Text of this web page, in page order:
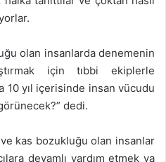
olan insanlarda denemenin
için tıbbi ekiplerle
10 yıl içerisinde insan vücudu
dedi.
kas bozukluğu olan insanlar
devamlı yardım etmek ya